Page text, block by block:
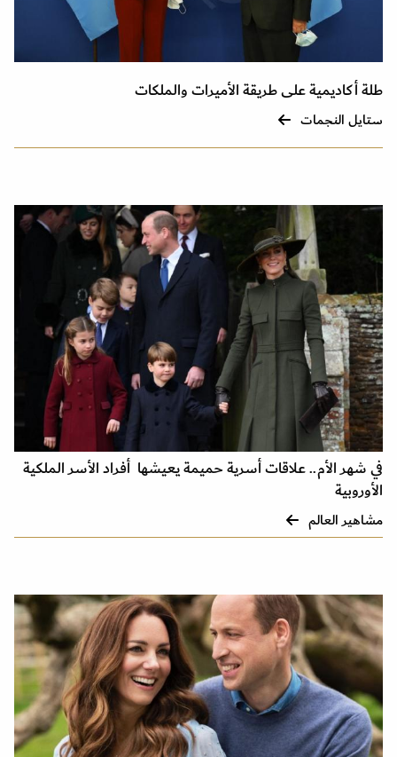
طلة أكاديمية على طريقة الأميرات والملكات
ستايل النجمات
في شهر الأم.. علاقات أسرية حميمة يعيشها أفراد الأسر الملكية
الأوروبية
مشاهير العالم